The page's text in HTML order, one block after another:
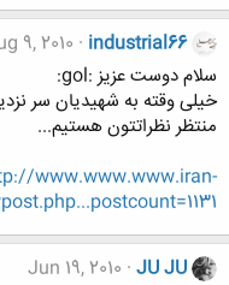
industrial66
9, 2010
سلام دوست عزیز :gol:
خیلی وقته به شهیدیان سر
منتظر نظراتتون هستیم...
www.www.www.iran-
JU JU
Jun 19, 2010